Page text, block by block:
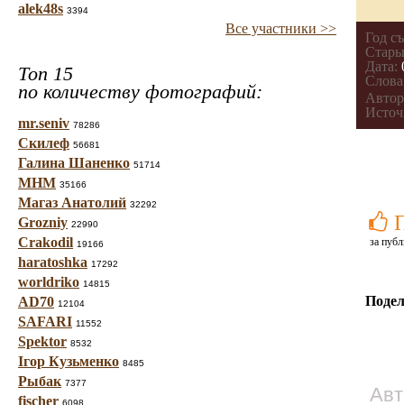
alek48s 3394
Все участники >>
Топ 15
по количеству фотографий:
mr.seniv 78286
Скилеф 56681
Галина Шаненко 51714
МНМ 35166
Магаз Анатолий 32292
Grozniy 22990
Crakodil 19166
haratoshka 17292
worldriko 14815
AD70 12104
SAFARI 11552
Spektor 8532
Ігор Кузьменко 8485
Рыбак 7377
fischer 6098
Год
Дата:
за